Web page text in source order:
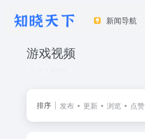
新闻导航
游戏视频
排序 发布 更新 浏览 点赞